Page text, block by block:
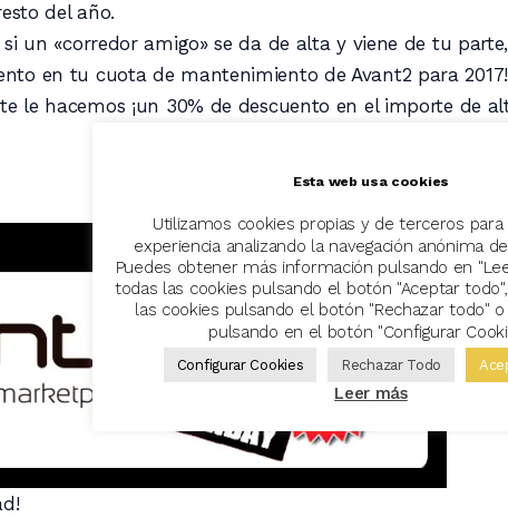
del año.
un «corredor amigo» se da de alta y viene de tu parte,
en tu cuota de mantenimiento de Avant2 para 2017!
le hacemos ¡un 30% de descuento en el importe de
Esta web usa cookies
Utilizamos cookies propias y de terceros
experiencia analizando la navegación anónima
Puedes obtener más información pulsando en
todas las cookies pulsando el botón "Aceptar
las cookies pulsando el botón "Rechazar todo"
pulsando en el botón "Configurar
Configurar Cookies Rechazar Todo
Leer más